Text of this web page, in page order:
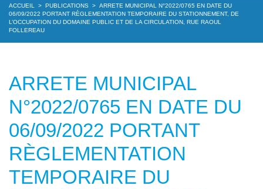
ACCUEIL > PUBLICATIONS > ARRETE MUNICIPAL N°2022/0765 EN DATE DU
06/09/2022 PORTANT RÈGLEMENTATION TEMPORAIRE DU STATIONNEMENT, DE
L’OCCUPATION DU DOMAINE PUBLIC ET DE LA CIRCULATION, RUE RAOUL
FOLLEREAU
ARRETE MUNICIPAL
N°2022/0765 EN DATE DU
06/09/2022 PORTANT
RÈGLEMENTATION
TEMPORAIRE DU